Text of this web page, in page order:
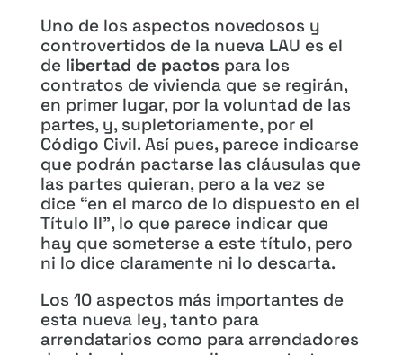
Uno de los aspectos novedosos y
controvertidos de la nueva LAU es el
delibertad de pactospara los
contratos de vivienda que se regirán,
en primer lugar, por la voluntad de las
partes, y, supletoriamente, por el
Código Civil. Así pues, parece indicarse
que podrán pactarse las cláusulas que
las partes quieran, pero a la vez se
dice “en el marco de lo dispuesto en el
Título II”, lo que parece indicar que
hay que someterse a este título, pero
ni lo dice claramente ni lo descarta.
Los 10 aspectos más importantes de
esta nueva ley, tanto para
arrendatarios como para arrendadores